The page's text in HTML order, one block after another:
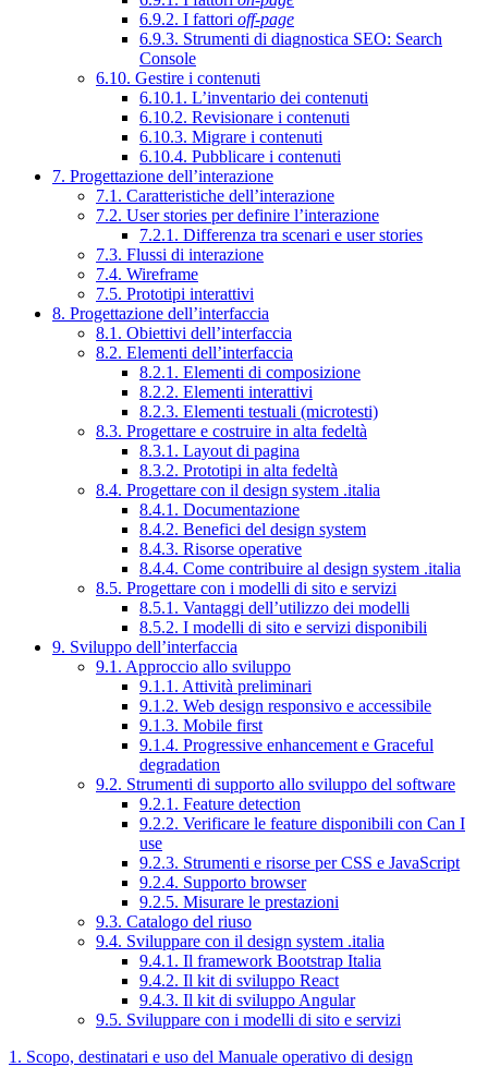
6.9.2. I fattori off-page
6.9.3. Strumenti di diagnostica SEO: Search
Console
6.10. Gestire i contenuti
6.10.1. L’inventario dei contenuti
6.10.2. Revisionare i contenuti
6.10.3. Migrare i contenuti
6.10.4. Pubblicare i contenuti
7. Progettazione dell’interazione
7.1. Caratteristiche dell’interazione
7.2. User stories per definire l’interazione
7.2.1. Differenza tra scenari e user stories
7.3. Flussi di interazione
7.4. Wireframe
7.5. Prototipi interattivi
8. Progettazione dell’interfaccia
8.1. Obiettivi dell’interfaccia
8.2. Elementi dell’interfaccia
8.2.1. Elementi di composizione
8.2.2. Elementi interattivi
8.2.3. Elementi testuali (microtesti)
8.3. Progettare e costruire in alta fedeltà
8.3.1. Layout di pagina
8.3.2. Prototipi in alta fedeltà
8.4. Progettare con il design system .italia
8.4.1. Documentazione
8.4.2. Benefici del design system
8.4.3. Risorse operative
8.4.4. Come contribuire al design system .italia
8.5. Progettare con i modelli di sito e servizi
8.5.1. Vantaggi dell’utilizzo dei modelli
8.5.2. I modelli di sito e servizi disponibili
9. Sviluppo dell’interfaccia
9.1. Approccio allo sviluppo
9.1.1. Attività preliminari
9.1.2. Web design responsivo e accessibile
9.1.3. Mobile first
9.1.4. Progressive enhancement e Graceful
degradation
9.2. Strumenti di supporto allo sviluppo del software
9.2.1. Feature detection
9.2.2. Verificare le feature disponibili con Can I
use
9.2.3. Strumenti e risorse per CSS e JavaScript
9.2.4. Supporto browser
9.2.5. Misurare le prestazioni
9.3. Catalogo del riuso
9.4. Sviluppare con il design system .italia
9.4.1. Il framework Bootstrap Italia
9.4.2. Il kit di sviluppo React
9.4.3. Il kit di sviluppo Angular
9.5. Sviluppare con i modelli di sito e servizi
1. Scopo, destinatari e uso del Manuale operativo di design